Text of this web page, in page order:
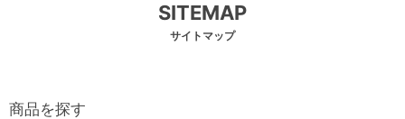
SITEMAP
サイトマップ
商品を探す